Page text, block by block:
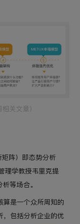
关文章）
阵）即态势分析
理学教授韦里克提
等场合。
是一个众所周知的
，包括分析企业的优